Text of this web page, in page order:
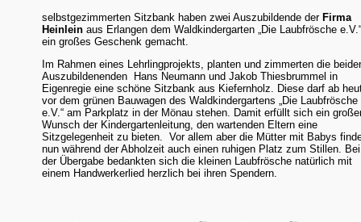
selbstgezimmerten Sitzbank haben zwei Auszubildende der Firma
Heinlein aus Erlangen dem Waldkindergarten „Die Laubfrösche
ein großes Geschenk gemacht.
Im Rahmen eines Lehrlingprojekts, planten und zimmerten die
Auszubildenenden Hans Neumann und Jakob Thiesbrummel in
Eigenregie eine schöne Sitzbank aus Kiefernholz. Diese darf ab
vor dem grünen Bauwagen des Waldkindergartens „Die Laubfrösche
e.V.“ am Parkplatz in der Mönau stehen. Damit erfüllt sich ein
Wunsch der Kindergartenleitung, den wartenden Eltern eine
Sitzgelegenheit zu bieten. Vor allem aber die Mütter mit Babys
nun während der Abholzeit auch einen ruhigen Platz zum Stillen. Bei
der Übergabe bedankten sich die kleinen Laubfrösche natürlich mit
einem Handwerkerlied herzlich bei ihren Spendern.